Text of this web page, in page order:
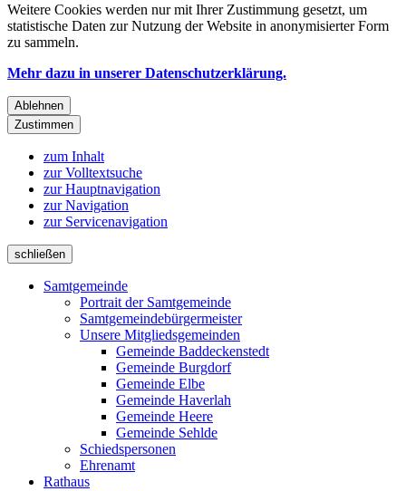
Weitere Cookies werden nur mit Ihrer Zustimmung gesetzt, um
statistische Daten zur Nutzung der Website in anonymisierter Form
zu sammeln.
Mehr dazu in unserer Datenschutzerklärung.
Ablehnen
Zustimmen
zum Inhalt
zur Volltextsuche
zur Hauptnavigation
zur Navigation
zur Servicenavigation
schließen
Samtgemeinde
Portrait der Samtgemeinde
Samtgemeindebürgermeister
Unsere Mitgliedsgemeinden
Gemeinde Baddeckenstedt
Gemeinde Burgdorf
Gemeinde Elbe
Gemeinde Haverlah
Gemeinde Heere
Gemeinde Sehlde
Schiedspersonen
Ehrenamt
Rathaus